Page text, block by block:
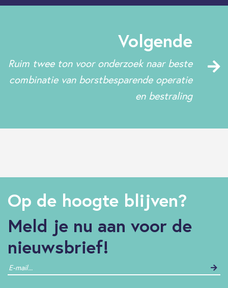
Volgende
Ruim twee ton voor onderzoek naar beste
combinatie van borstbesparende operatie
en bestraling
Op de hoogte blijven?
Meld je nu aan voor de
nieuwsbrief!